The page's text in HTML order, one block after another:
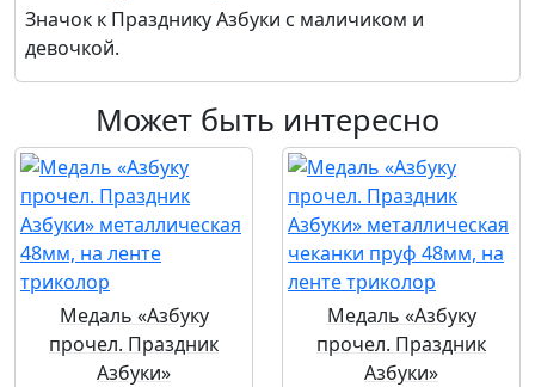
Значок к Празднику Азбуки с маличиком и
девочкой.
Может быть интересно
Медаль «Азбуку
прочел. Праздник
Азбуки»
Медаль «Азбуку
прочел. Праздник
Азбуки»